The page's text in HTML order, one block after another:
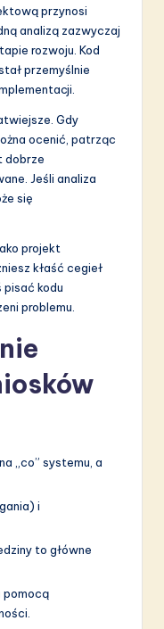
przynosi
analizą zazwyczaj
rozwoju. Kod
przemyślnie
Gdy
ocenić, patrząc
dobrze
Jeśli analiza
się
projekt
kłaść cegieł
pisać kodu
problemu.
„co” systemu, a
i
to główne
pomocą